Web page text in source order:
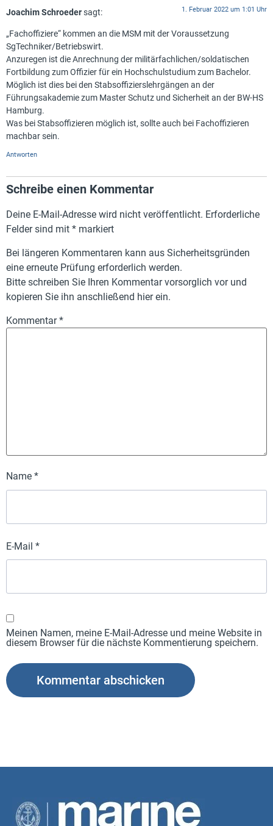
Joachim Schroedersagt: 1. Februar 2022 um 1:01 Uhr
„Fachoffiziere“ kommen an die MSM mit der Voraussetzung
SgTechniker/Betriebswirt.
Anzuregen ist die Anrechnung der militärfachlichen/soldatischen
Fortbildung zum Offizier für ein Hochschulstudium zum Bachelor.
Möglich ist dies bei den Stabsoffizierslehrgängen an der
Führungsakademie zum Master Schutz und Sicherheit an der BW-HS
Hamburg.
Was bei Stabsoffizieren möglich ist, sollte auch bei Fachoffizieren
machbar sein.
Antworten
Schreibe einen Kommentar
Deine E-Mail-Adresse wird nicht veröffentlicht. Erforderliche
Felder sind mit * markiert
Bei längeren Kommentaren kann aus Sicherheitsgründen
eine erneute Prüfung erforderlich werden.
Bitte schreiben Sie Ihren Kommentar vorsorglich vor und
kopieren Sie ihn anschließend hier ein.
Kommentar*
Name *
E-Mail *
Meinen Namen, meine E-Mail-Adresse und meine Website in
diesem Browser für die nächste Kommentierung speichern.